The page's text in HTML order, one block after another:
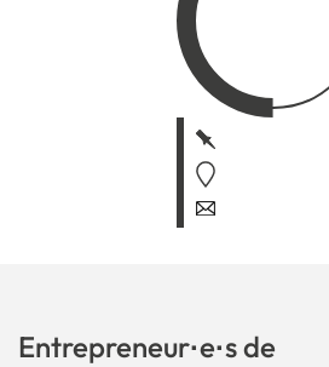
Entrepreneur·e·s de